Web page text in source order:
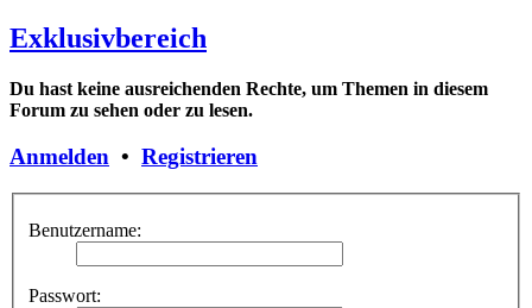
Exklusivbereich
Du hast keine ausreichenden Rechte, um Themen in diesem
Forum zu sehen oder zu lesen.
Anmelden • Registrieren
Benutzername:
Passwort: